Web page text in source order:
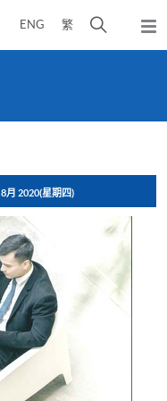
ENG 繁
开
弹
出
8月 2020(星期四)